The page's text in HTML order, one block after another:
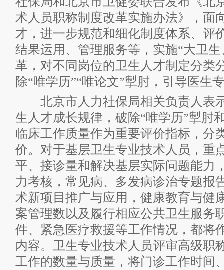
术人员职称制度改革实施办法》，面
才，进一步规范和细化制度体系、评
结果运用、管理服务等，实施“大卫
革，对不同岗位的卫生人才制定分类
除“唯学历”“唯论文”掣肘，引导医生
北京市人力社保局相关负责人表
生人才成长规律，破除“唯学历”掣肘
临床工作质量作为重要评价指标，分
价。对于基层卫生专业技术人员，重
平、接诊量和解决基层实际问题能力
力考核，常见病、多发病诊治专题报
术新项目推广与应用，健康教育与健
案管理数以及履行相应公共卫生服务
件、紧急医疗救援等工作情况，都将
内容。卫生专业技术人员评审高级职
工作的数量与质量，将门诊工作时间